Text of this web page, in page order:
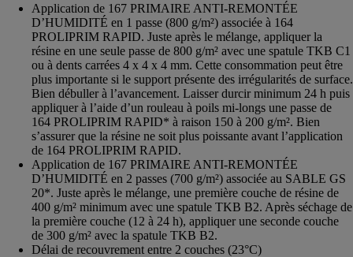
Application de 167 PRIMAIRE ANTI-REMONTÉE
D’HUMIDITÉ en 1 passe (800 g/m²) associée à 164
PROLIPRIM RAPID. Juste après le mélange, appliquer la
résine en une seule passe de 800 g/m² avec une spatule TKB C1
ou à dents carrées 4 x 4 x 4 mm. Cette consommation peut être
plus importante si le support présente des irrégularités de surface.
Bien débuller à l’avancement. Laisser durcir minimum 24 h puis
appliquer à l’aide d’un rouleau à poils mi-longs une passe de
164 PROLIPRIM RAPID* à raison 150 à 200 g/m². Bien
s’assurer que la résine ne soit plus poissante avant l’application
de 164 PROLIPRIM RAPID.
Application de 167 PRIMAIRE ANTI-REMONTÉE
D’HUMIDITÉ en 2 passes (700 g/m²) associée au SABLE GS
20*. Juste après le mélange, une première couche de résine de
400 g/m² minimum avec une spatule TKB B2. Après séchage de
la première couche (12 à 24 h), appliquer une seconde couche
de 300 g/m² avec la spatule TKB B2.
Délai de recouvrement entre 2 couches (23°C)